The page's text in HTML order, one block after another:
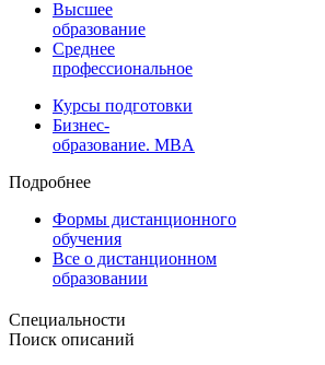
Высшее
образование
Среднее
профессиональное
Курсы подготовки
Бизнес-
образование. MBA
Подробнее
Формы дистанционного
обучения
Все о дистанционном
образовании
Специальности
Поиск описаний